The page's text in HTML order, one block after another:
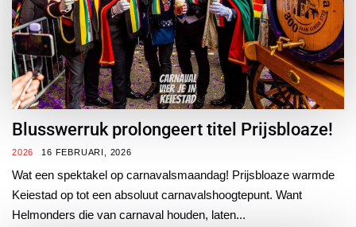
Blusswerruk prolongeert titel Prijsbloaze!
2026 16 FEBRUARI, 2026
Wat een spektakel op carnavalsmaandag! Prijsbloaze warmde
Keiestad op tot een absoluut carnavalshoogtepunt. Want
Helmonders die van carnaval houden, laten...